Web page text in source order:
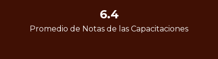
6.4
Promedio de Notas de las Capacitaciones